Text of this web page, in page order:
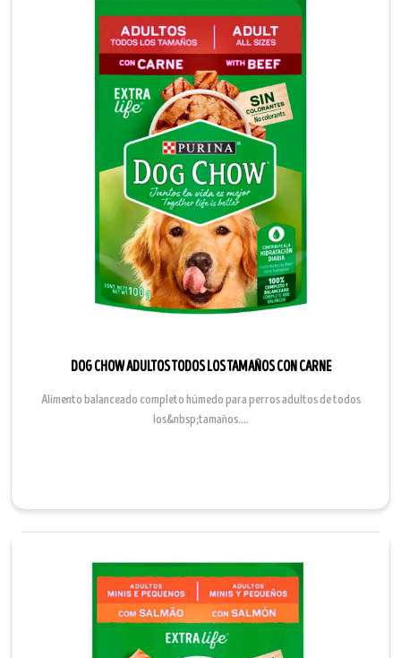
DOG CHOW ADULTOS TODOS LOS TAMAÑOS CON CARNE
Alimento balanceado completo húmedo para perros adultos de todos
los&nbsp;tamaños....